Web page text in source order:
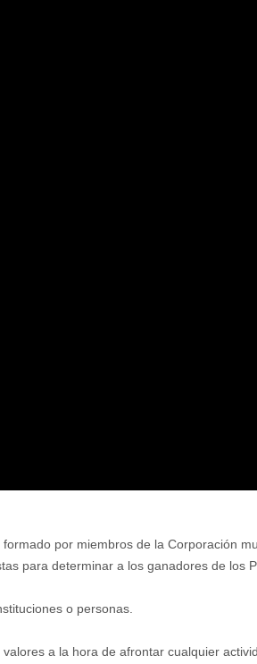
por miembros de la Corporación
para determinar a los ganadores de los
o personas.
a la hora de afrontar cualquier